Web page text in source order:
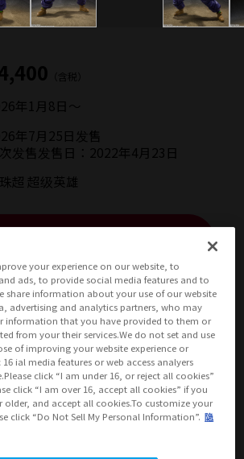
（含税）
年1月8日 〜
年7月25日 发售
发售发售日：2022年4月23日
超 超级英雄
ASIA
(打开模式) USA
(打开模式)
EMEA
式) LATAM
(打开模式)
上。
看销售地区详细信息以了解各地区的销售情况。
your experience on our website, to
ads, to provide social media features and to
share information about your use of our website
advertising and analytics partners, who may
information that you have provided to them or
from your their services.We do not set and use
of improving your website experience or
ial media features or web access analyers
click “I am under 16, or reject all cookies”
click “I am over 16, accept all cookies” if you
older, and accept all cookies.To customize your
click “Do Not Sell My Personal Information”. 隐